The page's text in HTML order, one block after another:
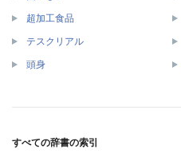
超加工食品
テスクリアル
頭身
すべての辞書の索引